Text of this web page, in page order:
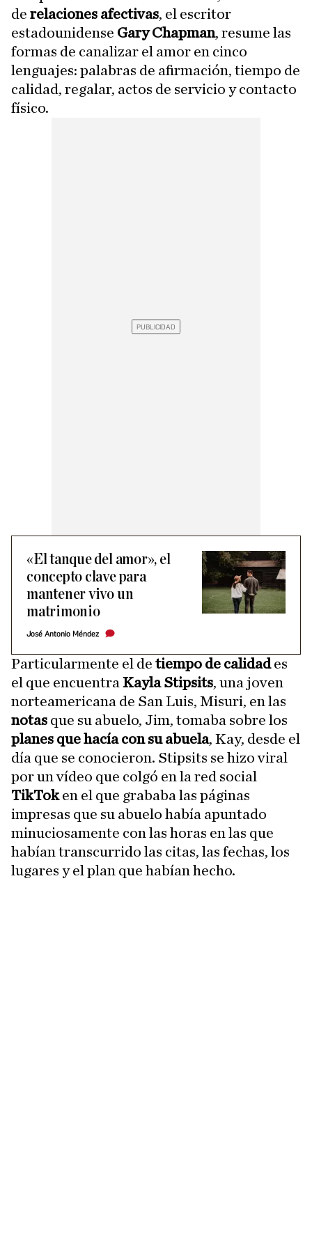
de relaciones afectivas, el escritor
estadounidense Gary Chapman, resume las
formas de canalizar el amor en cinco
lenguajes: palabras de afirmación, tiempo de
calidad, regalar, actos de servicio y contacto
físico.
«El tanque del amor», el
concepto clave para
mantener vivo un
matrimonio
José Antonio Méndez
Particularmente el de tiempo de calidades
el que encuentra Kayla Stipsits, una joven
norteamericana de San Luis, Misuri, en las
notas que su abuelo, Jim, tomaba sobre los
planes que hacía con su abuela, Kay, desde el
día que se conocieron. Stipsits se hizo viral
por un vídeo que colgó en la red social
TikToken el que grababa las páginas
impresas que su abuelo había apuntado
minuciosamente con las horas en las que
habían transcurrido las citas, las fechas, los
lugares y el plan que habían hecho.